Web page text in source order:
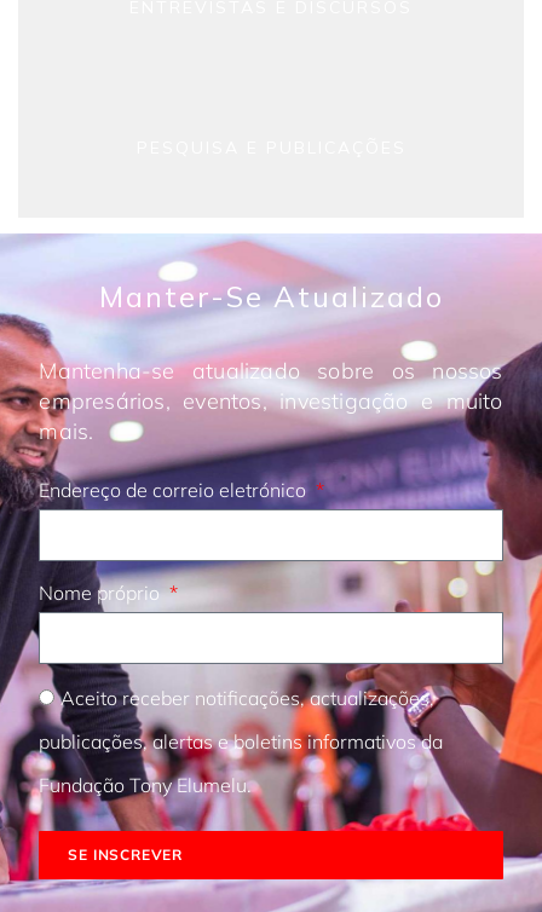
Manter-Se Atualizado
Mantenha-se atualizado sobre os nossos
empresários, eventos, investigação e muito
mais.
Endereço de correio eletrónico
Nome próprio
Aceito receber notificações, actualizações,
publicações, alertas e boletins informativos da
Fundação Tony Elumelu.
SE INSCREVER